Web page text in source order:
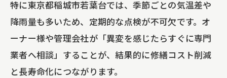
特に東京都稲城市若葉台では、季節ごとの気温差や
降雨量も多いため、定期的な点検が不可欠です。オ
ーナー様や管理会社が「異変を感じたらすぐに専門
業者へ相談」することが、結果的に修繕コスト削減
と長寿命化につながります。